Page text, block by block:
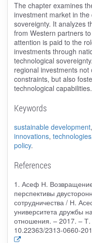
The chapter examines
investment market in
sovereignty. It analyzes
from Western partners
attention is paid to the
investments through
technological
regional investments
constraints, but also
technological capabilities.
Keywords
sustainable development,
innovations, technologies
policy.
References
1. Асеф Н.
перспективы
сотрудничества / Н.
университета дружбы
отношения. – 2017. –
10.22363/2313-0660-